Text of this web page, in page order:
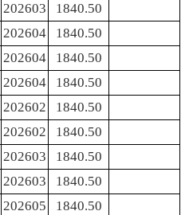
202603
1840.50
202604
1840.50
202604
1840.50
202604
1840.50
202602
1840.50
202602
1840.50
202603
1840.50
202603
1840.50
202605
1840.50